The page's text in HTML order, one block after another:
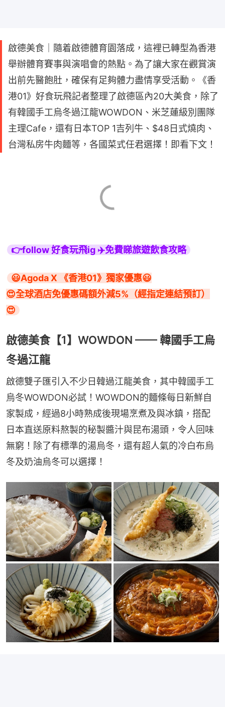
啟德美食｜隨着啟德體育園落成，這裡已轉型為香港
舉辦體育賽事與演唱會的熱點。為了讓大家在觀賞演
出前先醫飽肚，確保有足夠體力盡情享受活動。《香
港01》好食玩飛記者整理了啟德區內20大美食，除了
有韓國手工烏冬過江龍WOWDON、米芝蓮級別團隊
主理Cafe，還有日本TOP 1吉列牛、$48日式燒肉、
台灣私房牛肉麵等，各國菜式任君選擇！即看下文！
👉follow 好食玩飛ig ✈️免費睇旅遊飲食攻略
😃Agoda X 《香港01》獨家優惠😃
😍全球酒店免優惠碼額外減5%（經指定連結預訂）
😍
啟德美食【1】WOWDON —— 韓國手工烏
冬過江龍
啟德雙子匯引入不少日韓過江龍美食，其中韓國手工
烏冬WOWDON必試！WOWDON的麵條每日新鮮自
家製成，經過8小時熟成後現場烹煮及與冰鎮，搭配
日本直送原料熬製的秘製醬汁與昆布湯頭，令人回味
無窮！除了有標準的湯烏冬，還有超人氣的冷白布烏
冬及奶油烏冬可以選擇！